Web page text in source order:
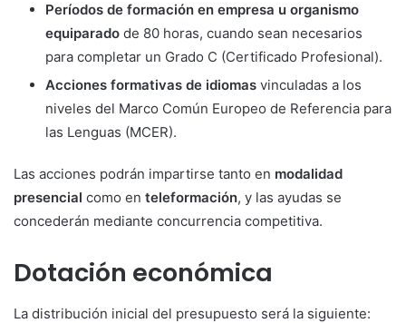
Períodos de formación en empresa u organismo
equiparado de 80 horas, cuando sean necesarios
para completar un Grado C (Certificado Profesional).
Acciones formativas de idiomas vinculadas a los
niveles del Marco Común Europeo de Referencia para
las Lenguas (MCER).
Las acciones podrán impartirse tanto en modalidad
presencial como en teleformación, y las ayudas se
concederán mediante concurrencia competitiva.
Dotación económica
La distribución inicial del presupuesto será la siguiente: